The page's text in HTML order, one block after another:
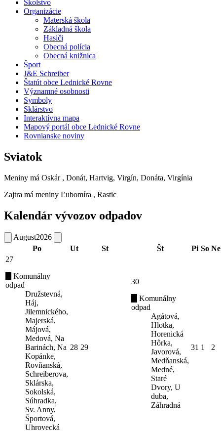
Školstvo
Organizácie
Materská škola
Základná škola
Hasiči
Obecná polícia
Obecná knižnica
Šport
J&E Schreiber
Štatút obce Lednické Rovne
Významné osobnosti
Symboly
Sklárstvo
Interaktívna mapa
Mapový portál obce Lednické Rovne
Rovnianske noviny
Sviatok
Meniny má Oskár , Donát, Hartvig, Virgín, Donáta, Virgínia
Zajtra má meniny Ľubomíra , Rastic
Kalendár vývozov odpadov
August2026
Po
Ut St Št Pi So Ne
27
Komunálny
odpad
Družstevná,
Háj,
Jilemnického,
Majerská,
Májová,
Medová, Na
Barinách, Na
Kopánke,
Rovňanská,
Schreiberova,
Sklárska,
Sokolská,
Súhradka,
Sv. Anny,
Športová,
Uhrovecká
28 29
30
Komunálny
odpad
Agátová,
Hlotka,
Horenická
Hôrka,
Javorová,
Medňanská,
Medné,
Staré
Dvory, U
duba,
Záhradná
31 1 2